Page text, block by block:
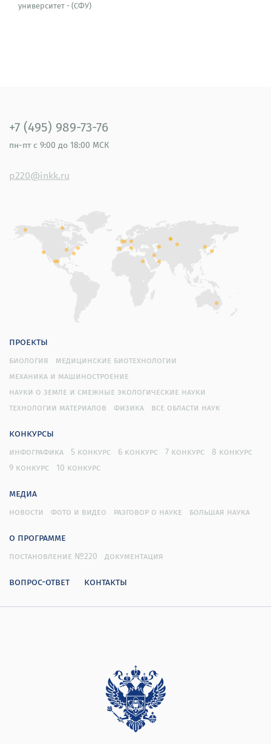
университет - (СФУ)
+7 (495) 989-73-76
пн-пт с 9:00 до 18:00 МСК
p220@inkk.ru
проекты
биология
медицинские биотехнологии
механика и машиностроение
науки о земле и смежные экологические науки
технологии материалов
физика все области наук
конкурсы
инфографика 5 конкурс 6 конкурс 7 конкурс
8 конкурс
9 конкурс
10 конкурс
медиа
новости фото и видео разговор о науке большая наука
о программе
постановление №220 документация
вопрос-ответ контакты